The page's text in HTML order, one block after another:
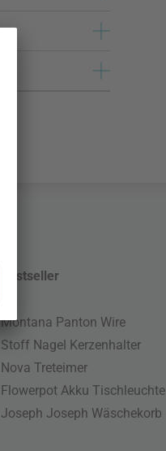
Bestseller
Montana Panton Wire
Stoff Nagel Kerzenhalter
Nova Treteimer
Flowerpot Akku Tischleuchte
Joseph Joseph Wäschekorb